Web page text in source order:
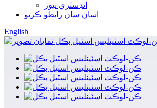
انڊسٽري نيوز
اسان سان رابطو ڪريو
English